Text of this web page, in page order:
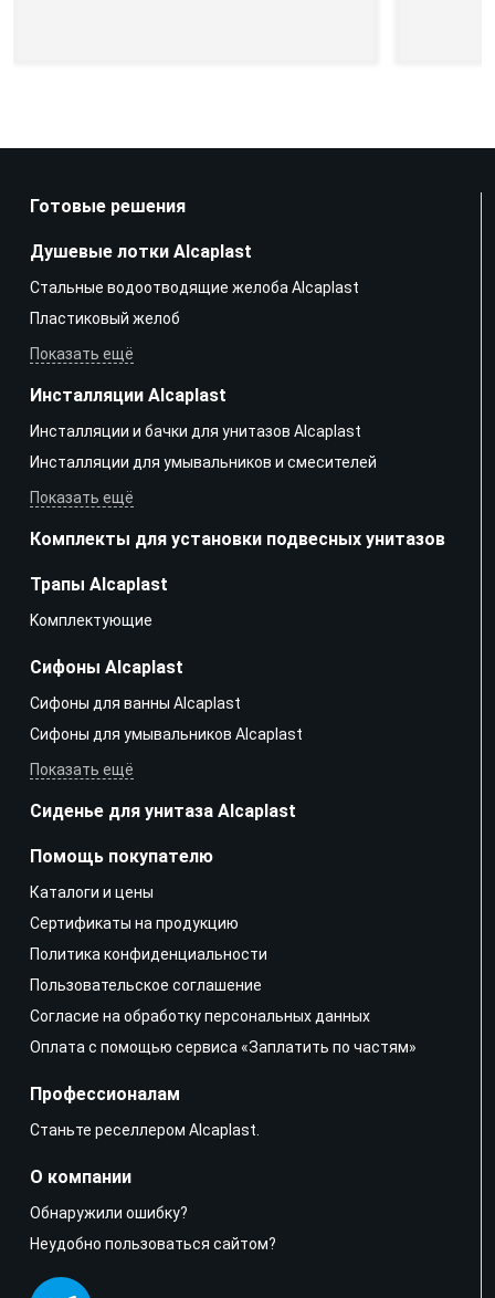
Готовые решения
Душевые лотки Alcaplast
Стальные водоотводящие желоба Alcaplast
Пластиковый желоб
Показать ещё
Инсталляции Alcaplast
Инсталляции и бачки для унитазов Alcaplast
Инсталляции для умывальников и смесителей
Показать ещё
Комплекты для установки подвесных унитазов
Трапы Alcaplast
Kомплектующие
Сифоны Alcaplast
Сифоны для ванны Alcaplast
Сифоны для умывальников Alcaplast
Показать ещё
Сиденье для унитаза Alcaplast
Помощь покупателю
Каталоги и цены
Сертификаты на продукцию
Политика конфиденциальности
Пользовательское соглашение
Согласие на обработку персональных данных
Оплата с помощью сервиса «Заплатить по частям»
Профессионалам
Станьте реселлером Alcaplast.
О компании
Обнаружили ошибку?
Неудобно пользоваться сайтом?